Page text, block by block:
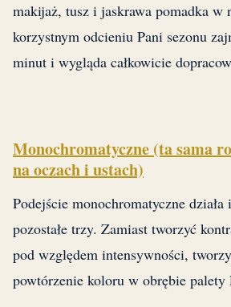
makijaż, tusz i jaskrawa pomadka w
korzystnym odcieniu Pani sezonu
minut i wygląda całkowicie
Monochromatyczne (ta sama
na oczach i ustach)
Podejście monochromatyczne
pozostałe trzy. Zamiast tworzyć
pod względem intensywności,
powtórzenie koloru w obrębie palety